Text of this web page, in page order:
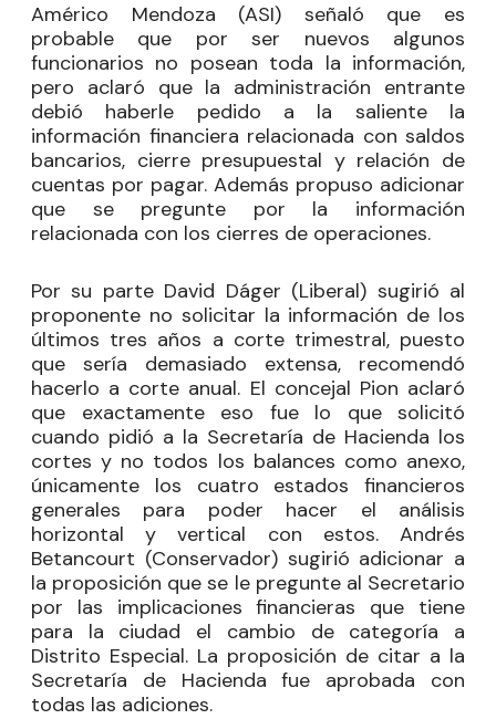
Américo Mendoza (ASI) señaló que es
probable que por ser nuevos algunos
funcionarios no posean toda la información,
pero aclaró que la administración entrante
debió haberle pedido a la saliente la
información financiera relacionada con saldos
bancarios, cierre presupuestal y relación de
cuentas por pagar. Además propuso adicionar
que se pregunte por la información
relacionada con los cierres de operaciones.
Por su parte David Dáger (Liberal) sugirió al
proponente no solicitar la información de los
últimos tres años a corte trimestral, puesto
que sería demasiado extensa, recomendó
hacerlo a corte anual. El concejal Pion aclaró
que exactamente eso fue lo que solicitó
cuando pidió a la Secretaría de Hacienda los
cortes y no todos los balances como anexo,
únicamente los cuatro estados financieros
generales para poder hacer el análisis
horizontal y vertical con estos. Andrés
Betancourt (Conservador) sugirió adicionar a
la proposición que se le pregunte al Secretario
por las implicaciones financieras que tiene
para la ciudad el cambio de categoría a
Distrito Especial. La proposición de citar a la
Secretaría de Hacienda fue aprobada con
todas las adiciones.